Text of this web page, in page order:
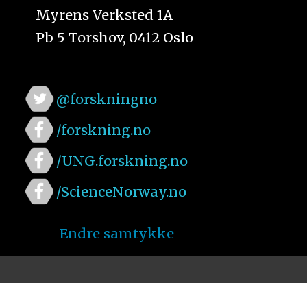
Myrens Verksted 1A
Pb 5 Torshov, 0412 Oslo
@forskningno
/forskning.no
/UNG.forskning.no
/ScienceNorway.no
Endre samtykke